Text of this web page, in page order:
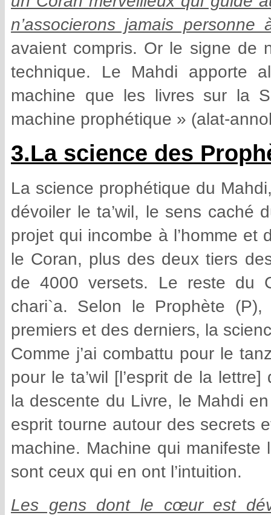
n’associerons jamais personne
avaient compris. Or le signe de
technique. Le Mahdi apporte
machine que les livres sur la
machine prophétique » (alat-
3.La science des
La science prophétique du
dévoiler le ta’wil, le sens caché
projet qui incombe à l’homme et
le Coran, plus des deux tiers
de 4000 versets. Le reste du
chari`a. Selon le Prophète
premiers et des derniers, la
Comme j’ai combattu pour le
pour le ta’wil [l’esprit de la
la descente du Livre, le Mahdi
esprit tourne autour des secrets
machine. Machine qui
sont ceux qui en ont l’intuition.
Les gens dont le cœur est